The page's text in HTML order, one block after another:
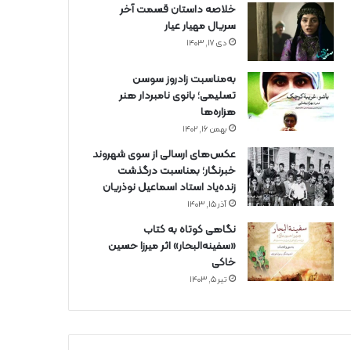
خلاصه داستان قسمت آخر
سریال مهیار عیار
دی ۱۷, ۱۴۰۳
به‌مناسبت زادروز سوسن
تسلیمی؛ بانوی نامبردار هنر
هزاره‌ها
بهمن ۱۶, ۱۴۰۲
عکس‌های ارسالی از سوی شهروند
خبرنگار؛ بمناسبت درگذشت
زنده‌یاد استاد اسماعیل نوذریان
آذر ۱۵, ۱۴۰۳
نگاهی کوتاه به کتاب
«سفینه‌البحار» اثر میرزا حسین
خاکی
تیر ۵, ۱۴۰۳